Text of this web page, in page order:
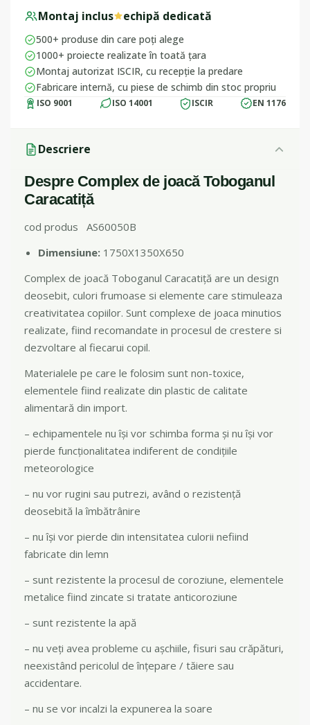
Montaj inclus echipă dedicată
500+ produse din care poți alege
1000+ proiecte realizate în toată țara
Montaj autorizat ISCIR, cu recepție la predare
Fabricare internă, cu piese de schimb din stoc propriu
ISO 9001 ISO 14001 ISCIR EN 1176
Descriere
Despre Complex de joacă Toboganul
Caracatiță
cod produs AS60050B
Dimensiune: 1750X1350X650
Complex de joacă Toboganul Caracatiță are un design
deosebit, culori frumoase si elemente care stimuleaza
creativitatea copiilor. Sunt complexe de joaca minutios
realizate, fiind recomandate in procesul de crestere si
dezvoltare al fiecarui copil.
Materialele pe care le folosim sunt non-toxice,
elementele fiind realizate din plastic de calitate
alimentară din import.
– echipamentele nu își vor schimba forma și nu își vor
pierde funcționalitatea indiferent de condițiile
meteorologice
– nu vor rugini sau putrezi, având o rezistență
deosebită la îmbătrânire
– nu își vor pierde din intensitatea culorii nefiind
fabricate din lemn
– sunt rezistente la procesul de coroziune, elementele
metalice fiind zincate si tratate anticoroziune
– sunt rezistente la apă
– nu veți avea probleme cu așchiile, fisuri sau crăpături,
neexistând pericolul de înţepare / tăiere sau
accidentare.
– nu se vor incalzi la expunerea la soare